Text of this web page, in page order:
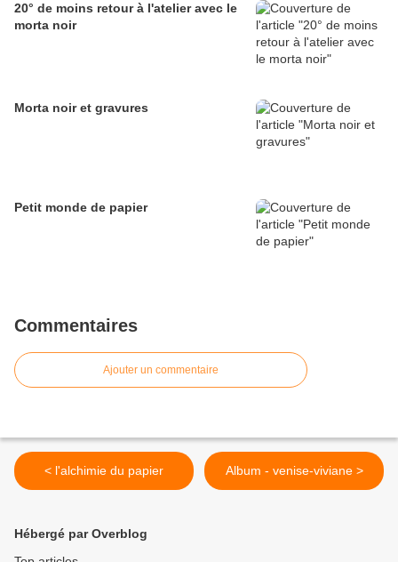
20° de moins retour à l'atelier avec le
morta noir
Morta noir et gravures
Petit monde de papier
Commentaires
Ajouter un commentaire
< l'alchimie du papier Album - venise-viviane >
Hébergé par Overblog